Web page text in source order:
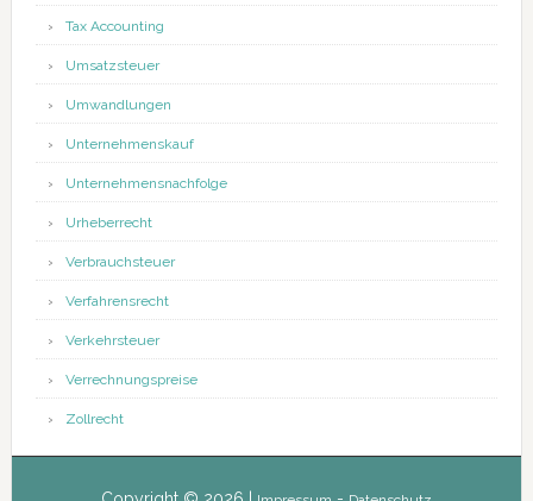
Tax Accounting
Umsatzsteuer
Umwandlungen
Unternehmenskauf
Unternehmensnachfolge
Urheberrecht
Verbrauchsteuer
Verfahrensrecht
Verkehrsteuer
Verrechnungspreise
Zollrecht